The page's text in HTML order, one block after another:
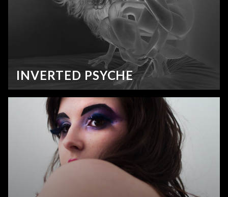
INVERTED PSYCHE